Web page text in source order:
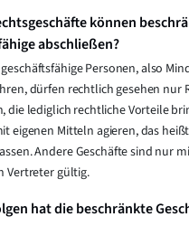
können
abschließen?
Personen, also
dürfen rechtlich gesehen nur
die lediglich rechtliche Vorteile
eigenen Mitteln agieren, das
Andere Geschäfte sind nur
Vertreter gültig.
hat die beschränkte